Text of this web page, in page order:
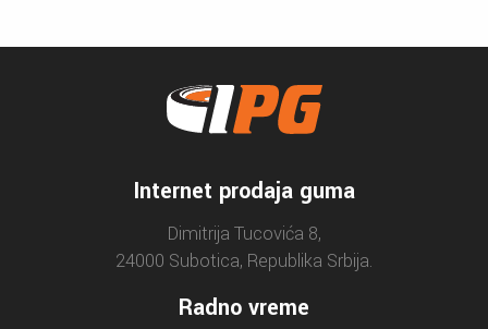
Internet prodaja guma
Dimitrija Tucovića 8,
24000 Subotica, Republika Srbija.
Radno vreme